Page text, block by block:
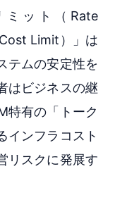
ット（Rate
Limit）」は
テムの安定性を
はビジネスの継
特有の「トーク
インフラコスト
リスクに発展す